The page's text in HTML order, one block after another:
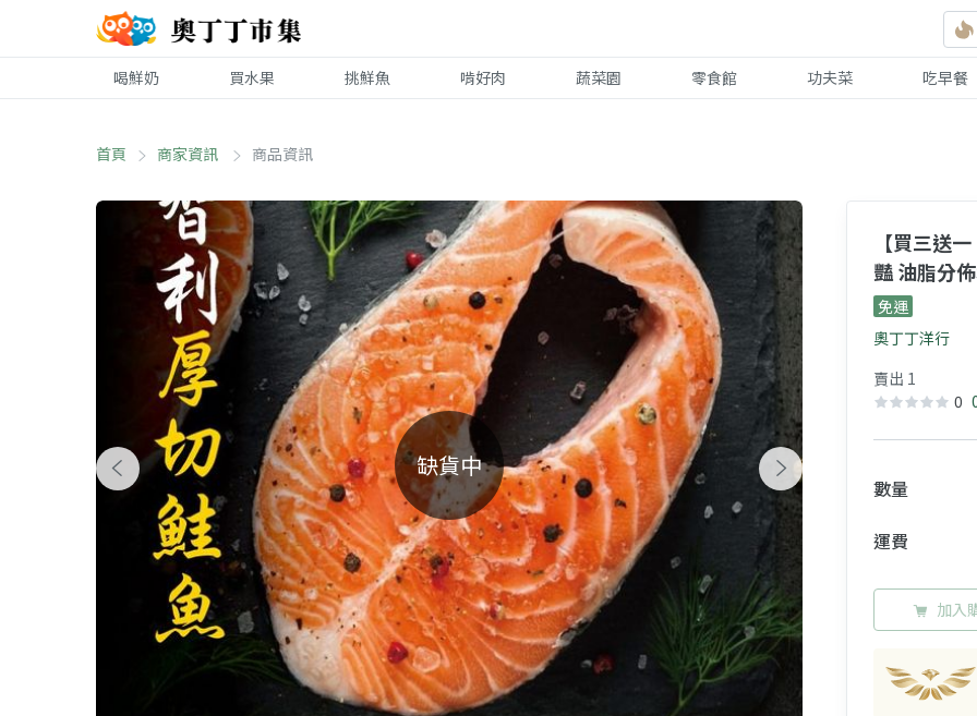
喝鮮奶 買水果 挑鮮魚 啃好肉 蔬菜園 零食館 功夫菜 吃早餐
首頁 商家資訊 商品資訊
缺貨中
【買三送
豔 油脂分
免運
奧丁丁洋行
賣出 1
0
數量
運費
加入